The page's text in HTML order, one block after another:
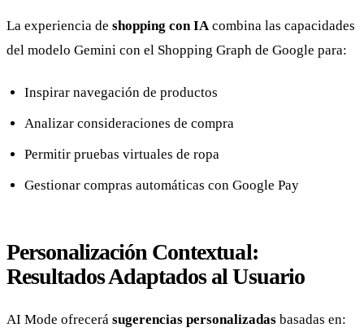
La experiencia de shopping con IAcombina las capacidades
del modelo Gemini con el Shopping Graph de Google para:
Inspirar navegación de productos
Analizar consideraciones de compra
Permitir pruebas virtuales de ropa
Gestionar compras automáticas con Google Pay
Personalización Contextual:
Resultados Adaptados al Usuario
AI Mode ofrecerá sugerencias personalizadas basadas en: